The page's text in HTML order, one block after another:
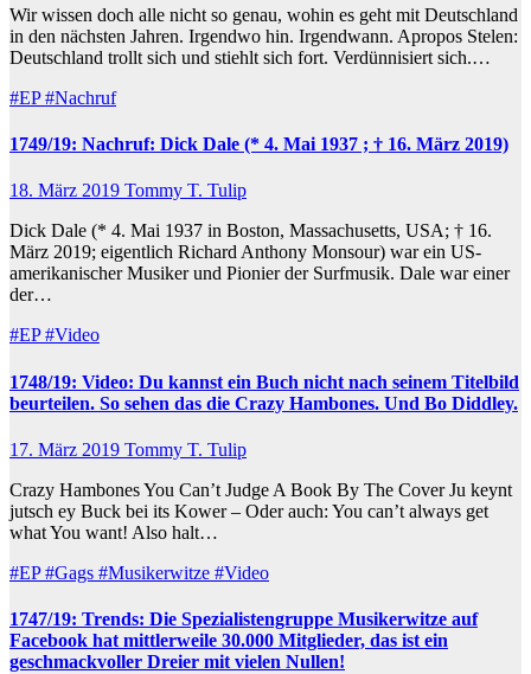
Wir wissen doch alle nicht so genau, wohin es geht mit Deutschland
in den nächsten Jahren. Irgendwo hin. Irgendwann. Apropos Stelen:
Deutschland trollt sich und stiehlt sich fort. Verdünnisiert sich.…
#EP#Nachruf
1749/19: Nachruf: Dick Dale (* 4. Mai 1937 ; † 16. März 2019)
18. März 2019 Tommy T. Tulip
Dick Dale (* 4. Mai 1937 in Boston, Massachusetts, USA; † 16.
März 2019; eigentlich Richard Anthony Monsour) war ein US-
amerikanischer Musiker und Pionier der Surfmusik. Dale war einer
der…
#EP#Video
1748/19: Video: Du kannst ein Buch nicht nach seinem Titelbild
beurteilen. So sehen das die Crazy Hambones. Und Bo Diddley.
17. März 2019 Tommy T. Tulip
Crazy Hambones You Can’t Judge A Book By The Cover Ju keynt
jutsch ey Buck bei its Kower – Oder auch: You can’t always get
what You want! Also halt…
#EP#Gags #Musikerwitze #Video
1747/19: Trends: Die Spezialistengruppe Musikerwitze auf
Facebook hat mittlerweile 30.000 Mitglieder, das ist ein
geschmackvoller Dreier mit vielen Nullen!